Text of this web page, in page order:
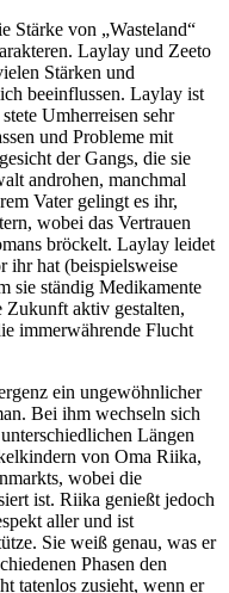
Stärke von „Wasteland“
Laylay und Zeeto
Stärken und
beeinflussen. Laylay ist
Umherreisen sehr
und Probleme mit
der Gangs, die sie
androhen, manchmal
Vater gelingt es ihr,
wobei das Vertrauen
bröckelt. Laylay leidet
ihr hat (beispielsweise
sie ständig Medikamente
Zukunft aktiv gestalten,
immerwährende Flucht
ein ungewöhnlicher
Bei ihm wechseln sich
Längen
von Oma Riika,
wobei die
ist. Riika genießt jedoch
aller und ist
Sie weiß genau, was er
Phasen den
tatenlos zusieht, wenn er